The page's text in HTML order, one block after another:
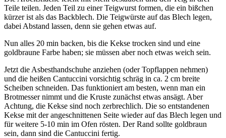
Teile teilen. Jeden Teil zu einer Teigwurst formen, die ein bißchen
kürzer ist als das Backblech. Die Teigwürste auf das Blech legen,
dabei Abstand lassen, denn sie gehen etwas auf.
Nun alles 20 min backen, bis die Kekse trocken sind und eine
goldbraune Farbe haben; sie müssen aber noch etwas weich sein.
Jetzt die Asbesthandschuhe anziehen (oder Topflappen nehmen)
und die heißen Cantuccini vorsichtig schräg in ca. 2 cm breite
Scheiben schneiden. Das funktioniert am besten, wenn man ein
Brotmesser nimmt und die Kruste zunächst etwas ansägt. Aber
Achtung, die Kekse sind noch zerbrechlich. Die so entstandenen
Kekse mit der angeschnittenen Seite wieder auf das Blech legen und
für weitere 5-10 min im Ofen rösten. Der Rand sollte goldbraun
sein, dann sind die Cantuccini fertig.